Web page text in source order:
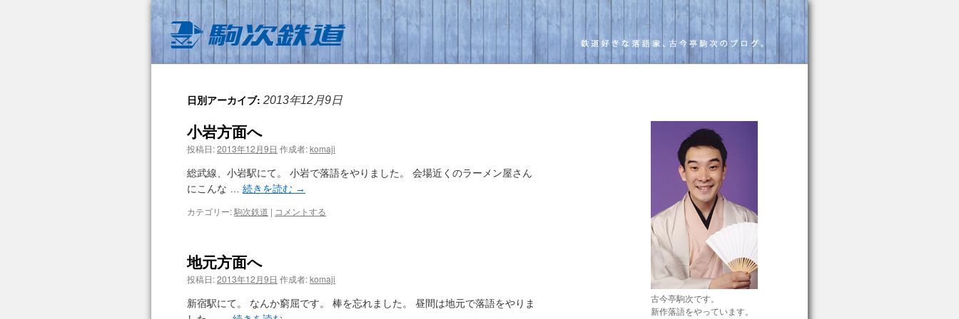
日別アーカイブ: 2013年12月9日
小岩方面へ
投稿日:2013年12月9日 作成者:komaji
総武線、小岩駅にて。 小岩で落語をやりました。 会場近くのラーメン屋さん
にこんな … 続きを読む →
カテゴリー:駒次鉄道 | コメントする
地元方面へ
投稿日:2013年12月9日 作成者:komaji
新宿駅にて。 なんか窮屈です。 棒を忘れました。 昼間は地元で落語をやりま
古今亭駒次です。
新作落語をやっています。